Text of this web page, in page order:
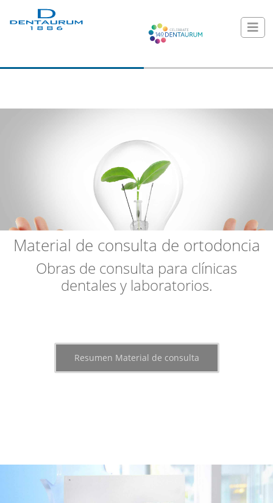
Material de consulta de ortodoncia
Obras de consulta para clínicas
dentales y laboratorios.
Resumen Material de consulta